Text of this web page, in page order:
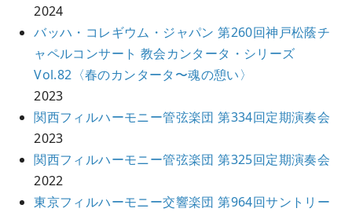
2024
バッハ・コレギウム・ジャパン 第260回神戸松蔭チ
ャペルコンサート 教会カンタータ・シリーズ
Vol.82〈春のカンタータ〜魂の憩い〉
2023
関西フィルハーモニー管弦楽団 第334回定期演奏会
2023
関西フィルハーモニー管弦楽団 第325回定期演奏会
2022
東京フィルハーモニー交響楽団 第964回サントリー